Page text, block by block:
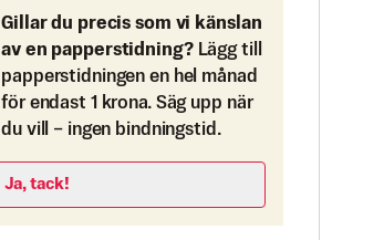
Gillar du precis som vi känslan
av en papperstidning? Lägg till
papperstidningen en hel månad
för endast 1 krona. Säg upp när
du vill – ingen bindningstid.
Ja, tack!